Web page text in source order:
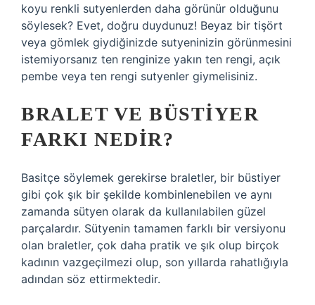
koyu renkli sutyenlerden daha görünür olduğunu
söylesek? Evet, doğru duydunuz! Beyaz bir tişört
veya gömlek giydiğinizde sutyeninizin görünmesini
istemiyorsanız ten renginize yakın ten rengi, açık
pembe veya ten rengi sutyenler giymelisiniz.
BRALET VE BÜSTIYER
FARKI NEDIR?
Basitçe söylemek gerekirse braletler, bir büstiyer
gibi çok şık bir şekilde kombinlenebilen ve aynı
zamanda sütyen olarak da kullanılabilen güzel
parçalardır. Sütyenin tamamen farklı bir versiyonu
olan braletler, çok daha pratik ve şık olup birçok
kadının vazgeçilmezi olup, son yıllarda rahatlığıyla
adından söz ettirmektedir.